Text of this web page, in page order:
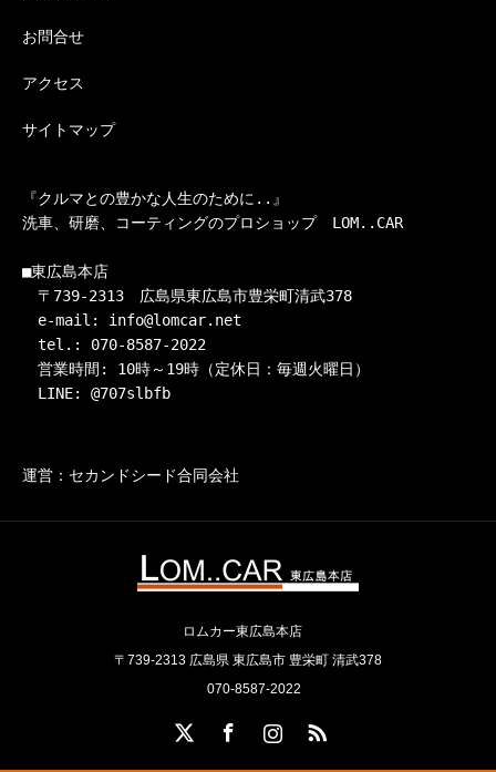
お問合せ
アクセス
サイトマップ
『クルマとの豊かな人生のために..』
洗車、研磨、コーティングのプロショップ　LOM..CAR
■東広島本店
〒739-2313　広島県東広島市豊栄町清武378
e-mail: info@lomcar.net
tel.: 070-8587-2022
営業時間: 10時～19時（定休日：毎週火曜日）
LINE: @707slbfb
運営：セカンドシード合同会社
ロムカー東広島本店
〒739-2313 広島県 東広島市 豊栄町 清武378
070-8587-2022
InstagramRSS